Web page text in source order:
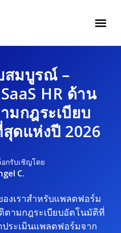
มบูรณ์ –
HR ด้าน
มกฎระเบียบ
ดแห่งปี 2026
กรับเชิญโดย
C.
งเราสำหรับแพลตฟอร์ม
ตามกฎระเบียบอัตโนมัติที่
ประเมินแพลตฟอร์มจาก